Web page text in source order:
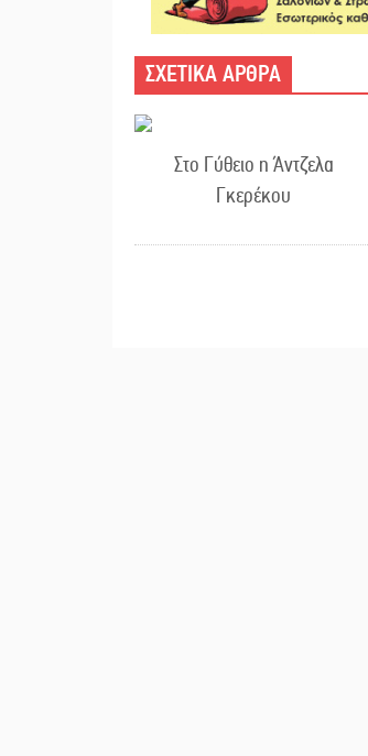
ΣΧΕΤΙΚΑ ΑΡΘΡΑ
Στο Γύθειο η Άντζελα
Γκερέκου